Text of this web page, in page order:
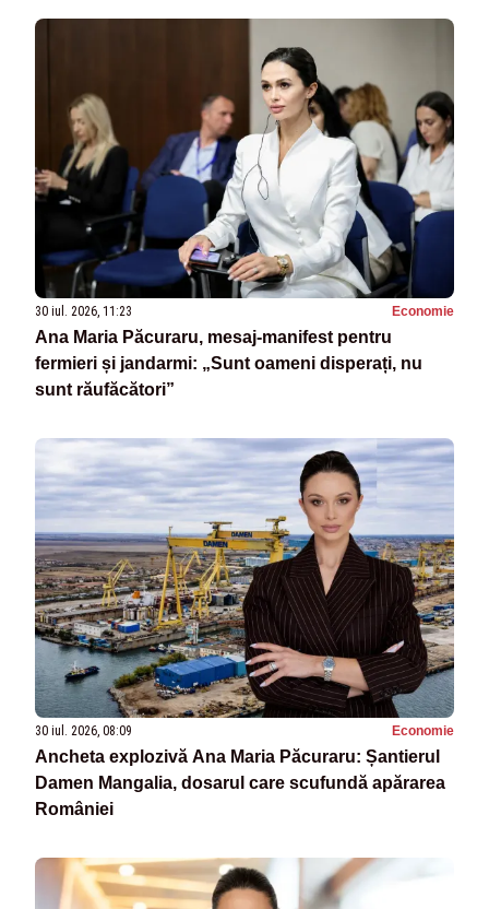
30 iul. 2026, 11:23 Economie
Ana Maria Păcuraru, mesaj-manifest pentru
fermieri și jandarmi: „Sunt oameni disperați, nu
sunt răufăcători”
30 iul. 2026, 08:09 Economie
Ancheta explozivă Ana Maria Păcuraru: Șantierul
Damen Mangalia, dosarul care scufundă apărarea
României